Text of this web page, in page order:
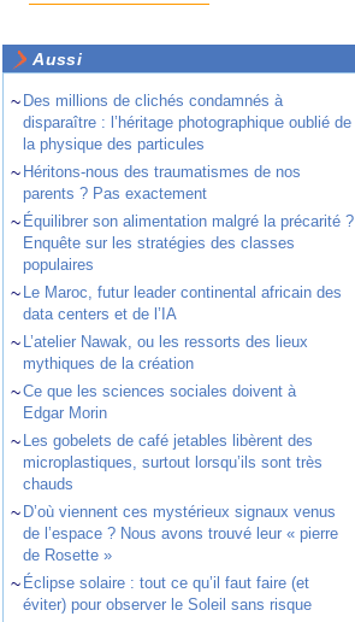
Aussi
~ Des millions de clichés condamnés à
disparaître : l’héritage photographique oublié de
la physique des particules
~ Héritons-nous des traumatismes de nos
parents ? Pas exactement
~ Équilibrer son alimentation malgré la précarité ?
Enquête sur les stratégies des classes
populaires
~ Le Maroc, futur leader continental africain des
data centers et de l’IA
~ L’atelier Nawak, ou les ressorts des lieux
mythiques de la création
~Ce que les sciences sociales doivent à
Edgar Morin
~ Les gobelets de café jetables libèrent des
microplastiques, surtout lorsqu’ils sont très
chauds
~ D’où viennent ces mystérieux signaux venus
de l’espace ? Nous avons trouvé leur « pierre
de Rosette »
~ Éclipse solaire : tout ce qu’il faut faire (et
éviter) pour observer le Soleil sans risque